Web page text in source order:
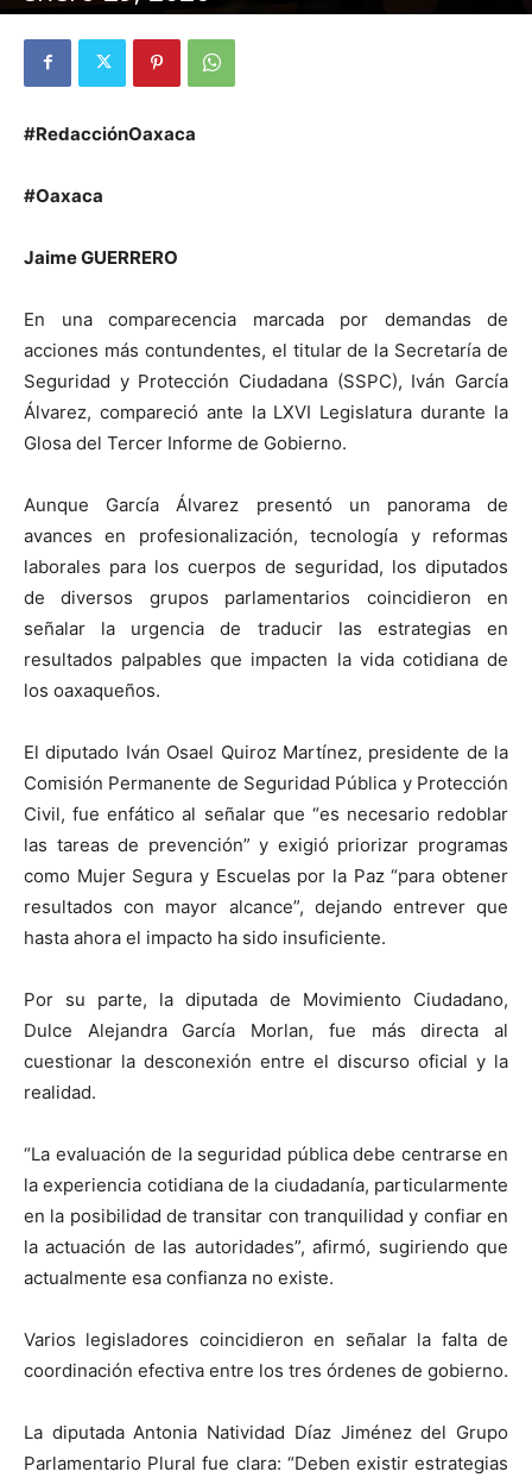
#RedacciónOaxaca
#Oaxaca
Jaime GUERRERO
En una comparecencia marcada por demandas de
acciones más contundentes, el titular de la Secretaría de
Seguridad y Protección Ciudadana (SSPC), Iván García
Álvarez, compareció ante la LXVI Legislatura durante la
Glosa del Tercer Informe de Gobierno.
Aunque García Álvarez presentó un panorama de
avances en profesionalización, tecnología y reformas
laborales para los cuerpos de seguridad, los diputados
de diversos grupos parlamentarios coincidieron en
señalar la urgencia de traducir las estrategias en
resultados palpables que impacten la vida cotidiana de
los oaxaqueños.
El diputado Iván Osael Quiroz Martínez, presidente de la
Comisión Permanente de Seguridad Pública y Protección
Civil, fue enfático al señalar que “es necesario redoblar
las tareas de prevención” y exigió priorizar programas
como Mujer Segura y Escuelas por la Paz “para obtener
resultados con mayor alcance”, dejando entrever que
hasta ahora el impacto ha sido insuficiente.
Por su parte, la diputada de Movimiento Ciudadano,
Dulce Alejandra García Morlan, fue más directa al
cuestionar la desconexión entre el discurso oficial y la
realidad.
“La evaluación de la seguridad pública debe centrarse en
la experiencia cotidiana de la ciudadanía, particularmente
en la posibilidad de transitar con tranquilidad y confiar en
la actuación de las autoridades”, afirmó, sugiriendo que
actualmente esa confianza no existe.
Varios legisladores coincidieron en señalar la falta de
coordinación efectiva entre los tres órdenes de gobierno.
La diputada Antonia Natividad Díaz Jiménez del Grupo
Parlamentario Plural fue clara: “Deben existir estrategias